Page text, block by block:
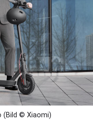
durch verbesserte
die Produktpalette
Scooter 4 Pro
4 Pro Plus erweitert.
(Bild © Xiaomi)